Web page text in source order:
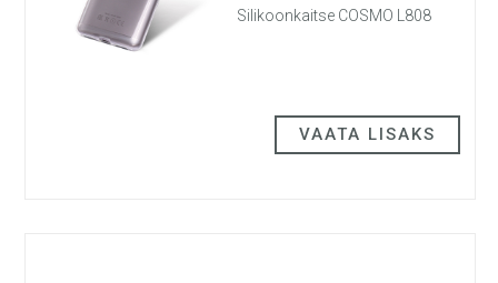
Silikoonkaitse COSMO L808
VAATA LISAKS